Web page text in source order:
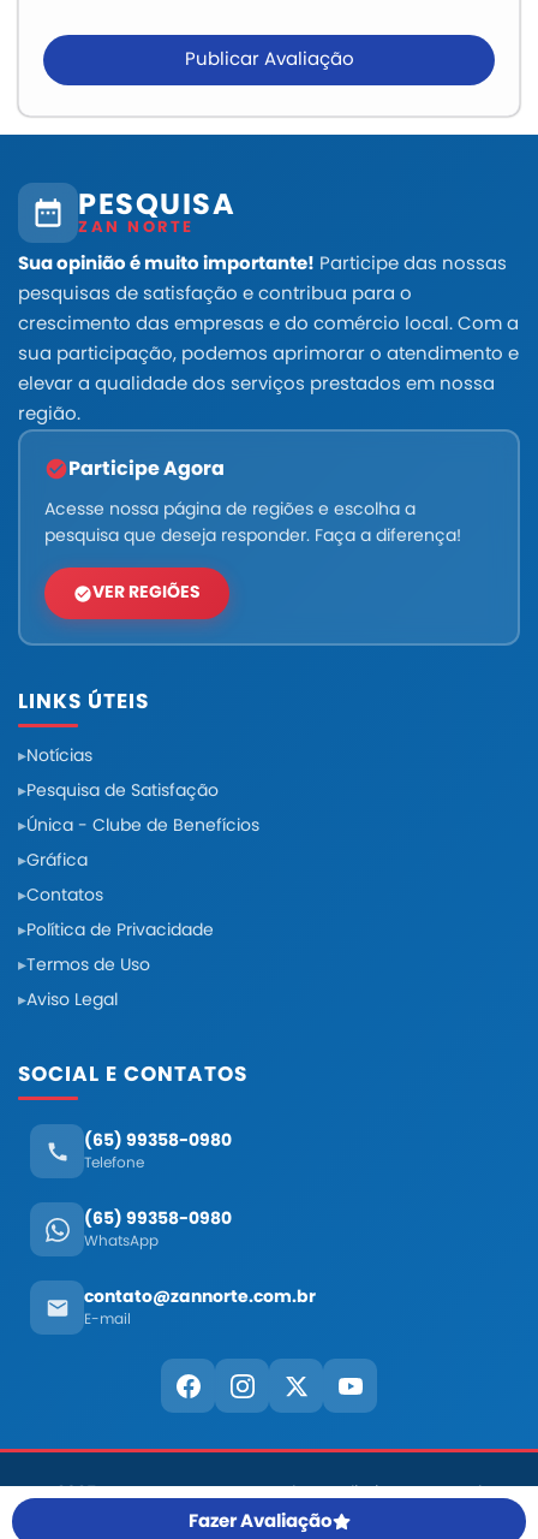
Publicar Avaliação
Fazer Avaliação
PESQUISA
ZAN NORTE
Sua opinião é muito importante! Participe das nossas
pesquisas de satisfação e contribua para o
crescimento das empresas e do comércio local. Com a
sua participação, podemos aprimorar o atendimento e
elevar a qualidade dos serviços prestados em nossa
região.
Participe Agora
Acesse nossa página de regiões e escolha a
pesquisa que deseja responder. Faça a diferença!
VER REGIÕES
LINKS ÚTEIS
Notícias
Pesquisa de Satisfação
Única - Clube de Benefícios
Gráfica
Contatos
Política de Privacidade
Termos de Uso
Aviso Legal
SOCIAL E CONTATOS
(65) 99358-0980
Telefone
(65) 99358-0980
WhatsApp
contato@zannorte.com.br
E-mail
Desenvolvido porAgemidea